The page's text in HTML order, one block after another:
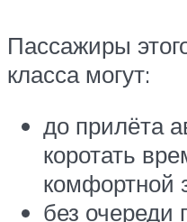
Пассажиры
класса могут:
до прилёта
коротать
комфортной
без очереди